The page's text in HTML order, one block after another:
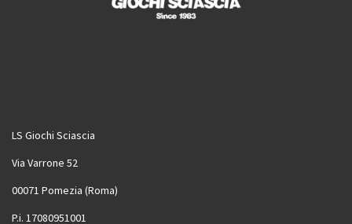
LS Giochi Sciascia
Via Varrone 52
00071 Pomezia (Roma)
P.i. 17080951001